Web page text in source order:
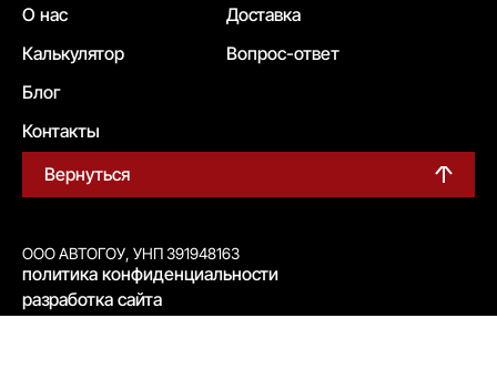
О нас
Калькулятор
Блог
Контакты
Доставка
Вопрос-ответ
Вернуться
ООО АВТОГОУ, УНП 391948163
политика конфиденциальности
разработка сайта